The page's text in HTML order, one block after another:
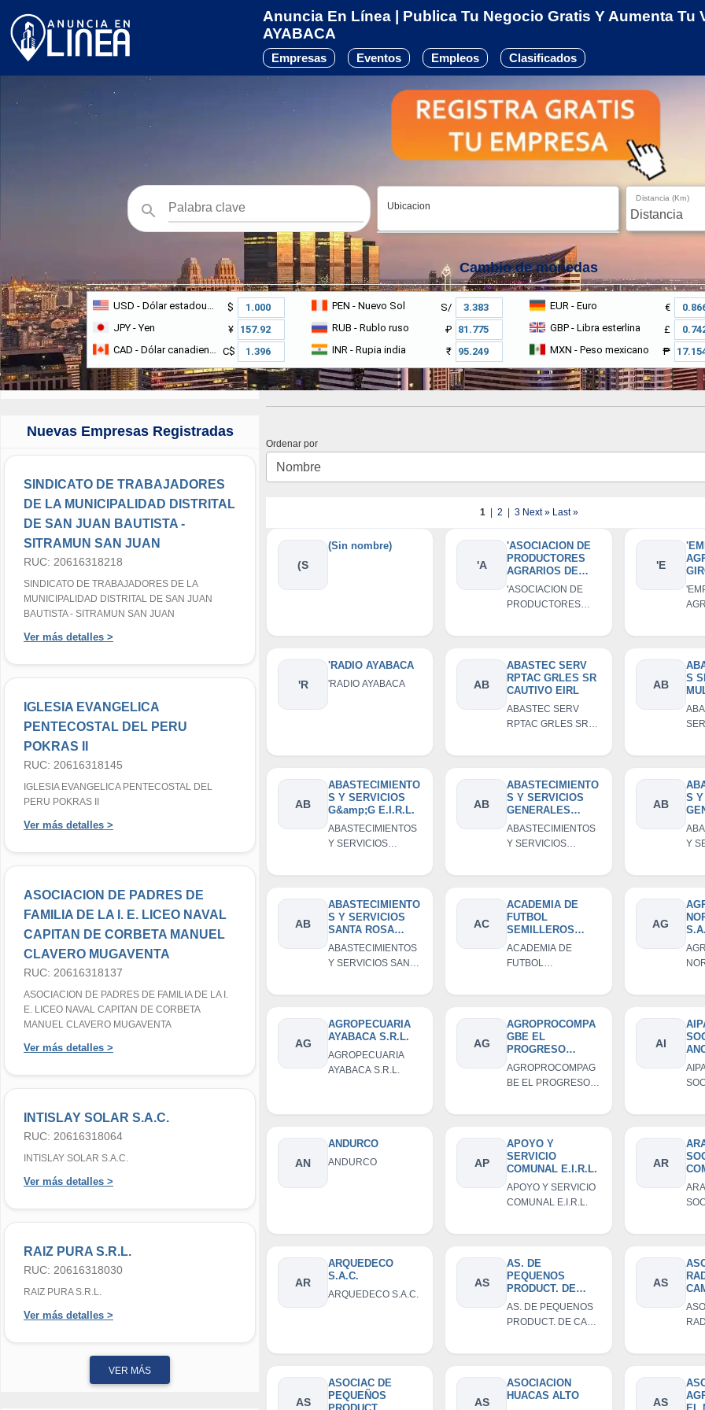
Anuncia En Línea | Publica Tu Negocio Gratis Y Aumenta Tu
AYABACA
Empresas Eventos Empleos Clasificados
Ubicacion
Distancia (Km)
Cambio de monedas
USD - Dólar estadounidense $ PEN - Nuevo Sol S/ EUR - Euro €
JPY - Yen ¥ RUB - Rublo ruso ₽ GBP - Libra esterlina £
CAD - Dólar canadiense C$ INR - Rupia india ₹ MXN - Peso mexicano ₱
Nuevas Empresas Registradas
SINDICATO DE TRABAJADORES
DE LA MUNICIPALIDAD DISTRITAL
DE SAN JUAN BAUTISTA -
SITRAMUN SAN JUAN
RUC: 20616318218
SINDICATO DE TRABAJADORES DE LA
MUNICIPALIDAD DISTRITAL DE SAN JUAN
BAUTISTA - SITRAMUN SAN JUAN
Ver más detalles >
IGLESIA EVANGELICA
PENTECOSTAL DEL PERU
POKRAS II
RUC: 20616318145
IGLESIA EVANGELICA PENTECOSTAL DEL
PERU POKRAS II
Ver más detalles >
ASOCIACION DE PADRES DE
FAMILIA DE LA I. E. LICEO NAVAL
CAPITAN DE CORBETA MANUEL
CLAVERO MUGAVENTA
RUC: 20616318137
ASOCIACION DE PADRES DE FAMILIA DE LA I.
E. LICEO NAVAL CAPITAN DE CORBETA
MANUEL CLAVERO MUGAVENTA
Ver más detalles >
INTISLAY SOLAR S.A.C.
RUC: 20616318064
INTISLAY SOLAR S.A.C.
Ver más detalles >
RAIZ PURA S.R.L.
RUC: 20616318030
RAIZ PURA S.R.L.
Ver más detalles >
VER MÁS
Ordenar por
1| 2 3Next »Last »
(S
(Sin nombre)
'A
'ASOCIACION DE
PRODUCTORES
AGRARIOS DE
JAMBUR'
'ASOCIACION DE
PRODUCTORES
JAMBUR'
'E
D
'R
'RADIO AYABACA
'RADIO AYABACA AB
ABASTEC SERV
RPTAC GRLES SR
CAUTIVO EIRL
ABASTEC SERV
RPTAC GRLES SR
AB
S
RES
RES
AB
ABASTECIMIENTO
S Y SERVICIOS
G&amp;G E.I.R.L.
ABASTECIMIENTOS
Y SERVICIOS
AB
ABASTECIMIENTO
S Y SERVICIOS
GENERALES
DIVINO NIñO S.A.C
ABASTECIMIENTOS
Y SERVICIOS
NIñO S.A.C
AB
S Y
Y
DE
AB
ABASTECIMIENTO
S Y SERVICIOS
SANTA ROSA
E.I.R.L.
ABASTECIMIENTOS
Y SERVICIOS SANTA
AC
ACADEMIA DE
FUTBOL
SEMILLEROS
SPORT CAUTIVO
SOCIEDAD
ANONIMA
ACADEMIA DE
FUTBOL
SPORT CAUTIVO
ANONIMA CERRADA
AG
AG
AGROPECUARIA
AYABACA S.R.L.
AGROPECUARIA
AYABACA S.R.L.
AG
AGROPROCOMPA
GBE EL
PROGRESO
COMUNIDAD
CAMPESINA DE
SOCHABAMBA
AGROPROCOMPAG
BE EL PROGRESO
CAMPESINA DE
AI
AN
ANDURCO
ANDURCO AP
APOYO Y
SERVICIO
COMUNAL E.I.R.L.
APOYO Y SERVICIO
COMUNAL E.I.R.L.
AR
D
AR
ARQUEDECO
S.A.C.
ARQUEDECO S.A.C.
AS
AS. DE
PEQUENOS
PRODUCT. DE
CAFE SAMANGA
AS. DE PEQUENOS
PRODUCT. DE CAFE
AS
AS
ASOCIAC DE
PEQUEÑOS
AS
ASOCIACION
HUACAS ALTO
AS